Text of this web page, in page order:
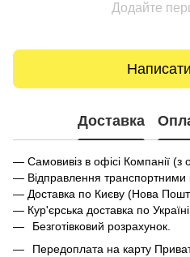
Додайте
Доставка
— Самовивіз в офісі Компанії (з
— Відправлення транспортними
— Доставка по Києву (Нова
— Кур'єрська доставка по
Безготівковий розрахунок.
Передоплата на карту